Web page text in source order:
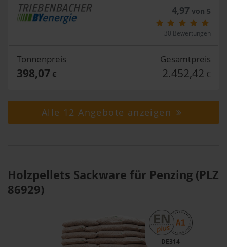
4,97von 5
30 Bewertungen
Tonnenpreis
398,07 €
Gesamtpreis
2.452,42 €
Alle 12 Angebote anzeigen
Holzpellets Sackware für Penzing (PLZ
86929)
DE314